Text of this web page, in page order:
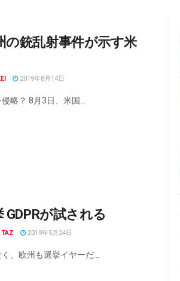
の銃乱射事件が示す米
2019年8月14日
略？ 8月3日、米国...
GDPRが試される
2019年5月24日
、欧州も選挙イヤーだ...